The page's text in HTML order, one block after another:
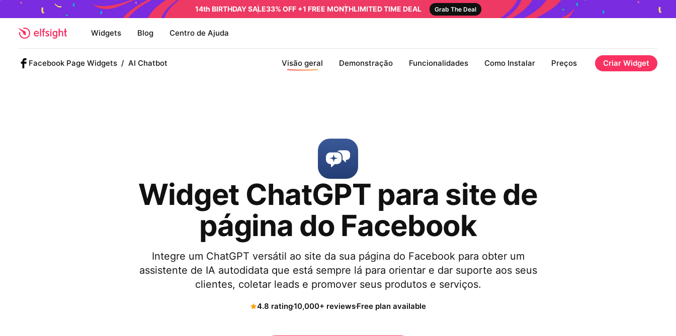
14th BIRTHDAY SALE33% OFF +1 FREE MONTHLIMITED TIME DEAL Grab The Deal
Widgets Blog Centro de Ajuda
Facebook Page Widgets / AI Chatbot Visão geral Demonstração Funcionalidades Como Instalar Preços Criar Widget
Widget ChatGPT para site de
página do Facebook
Integre um ChatGPT versátil ao site da sua página do Facebook para obter um
assistente de IA autodidata que está sempre lá para orientar e dar suporte aos seus
clientes, coletar leads e promover seus produtos e serviços.
4.8 rating10,000+ reviewsFree plan available